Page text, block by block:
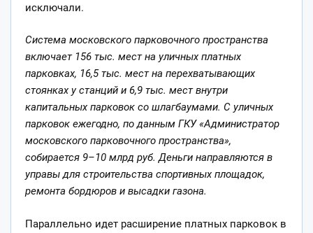
исключали.
Система московского парковочного пространства
включает 156 тыс. мест на уличных платных
парковках, 16,5 тыс. мест на перехватывающих
стоянках у станций и 6,9 тыс. мест внутри
капитальных парковок со шлагбаумами. С уличных
парковок ежегодно, по данным ГКУ «Администратор
московского парковочного пространства»,
собирается 9–10 млрд руб. Деньги направляются в
управы для строительства спортивных площадок,
ремонта бордюров и высадки газона.
Параллельно идет расширение платных парковок в